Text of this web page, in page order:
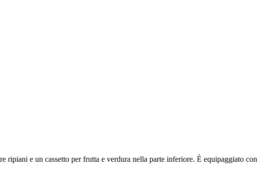
e un cassetto per frutta e verdura nella parte inferiore. È equipaggiato con